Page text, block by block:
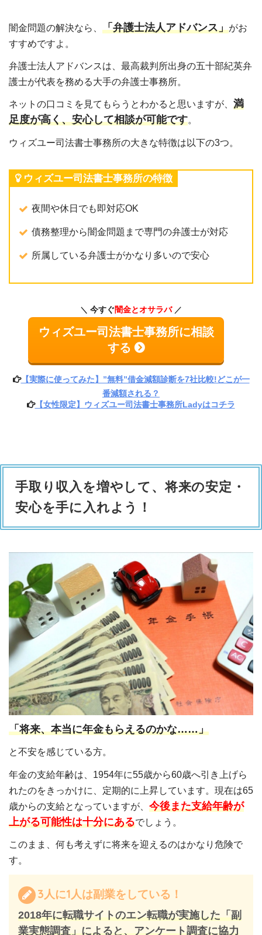
闇金問題の解決なら、 「弁護士法人アドバンス」がお
すすめですよ。
弁護士法人アドバンスは、最高裁判所出身の五十部紀英弁
護士が代表を務める大手の弁護士事務所。
ネットの口コミを見てもらうとわかると思いますが、 満
足度が高く、安心して相談が可能です。
ウィズユー司法書士事務所の大きな特徴は以下の3つ。
ウィズユー司法書士事務所の特徴
夜間や休日でも即対応OK
債務整理から闇金問題まで専門の弁護士が対応
所属している弁護士がかなり多いので安心
今すぐ闇金とオサラバ
ウィズユー司法書士事務所に相談
する
【実際に使ってみた】”無料”借金減額診断を7社比較!どこが一
番減額される？
【女性限定】ウィズユー司法書士事務所Ladyはコチラ
手取り収入を増やして、将来の安定・
安心を手に入れよう！
「将来、本当に年金もらえるのかな……」
と不安を感じている方。
年金の支給年齢は、1954年に55歳から60歳へ引き上げら
れたのをきっかけに、定期的に上昇しています。現在は65
歳からの支給となっていますが、 今後また支給年齢が
上がる可能性は十分にあるでしょう。
このまま、何も考えずに将来を迎えるのはかなり危険で
す。
3人に1人は副業をしている！
2018年に転職サイトのエン転職が実施した「副
業実態調査」によると、アンケート調査に協力